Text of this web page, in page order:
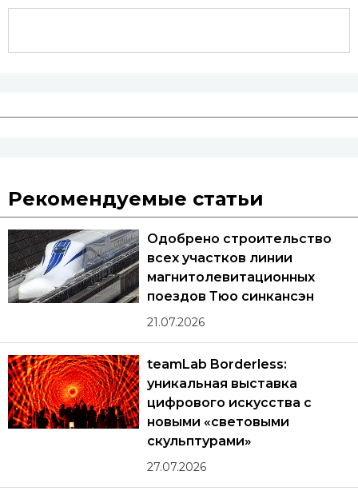
Рекомендуемые статьи
Одобрено строительство
всех участков линии
магнитолевитационных
поездов Тюо синкансэн
21.07.2026
teamLab Borderless:
уникальная выставка
цифрового искусства с
новыми «световыми
скульптурами»
27.07.2026